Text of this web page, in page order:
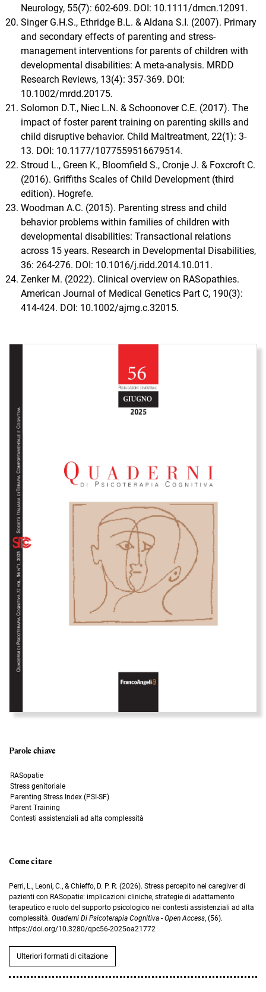
Neurology, 55(7): 602-609. DOI: 10.1111/dmcn.12091.
Singer G.H.S., Ethridge B.L. & Aldana S.I. (2007). Primary
and secondary effects of parenting and stress-
management interventions for parents of children with
developmental disabilities: A meta-analysis. MRDD
Research Reviews, 13(4): 357-369. DOI:
10.1002/mrdd.20175.
Solomon D.T., Niec L.N. & Schoonover C.E. (2017). The
impact of foster parent training on parenting skills and
child disruptive behavior. Child Maltreatment, 22(1): 3-
13. DOI: 10.1177/1077559516679514.
Stroud L., Green K., Bloomfield S., Cronje J. & Foxcroft C.
(2016). Griffiths Scales of Child Development (third
edition). Hogrefe.
Woodman A.C. (2015). Parenting stress and child
behavior problems within families of children with
developmental disabilities: Transactional relations
across 15 years. Research in Developmental Disabilities,
36: 264-276. DOI: 10.1016/j.ridd.2014.10.011.
Zenker M. (2022). Clinical overview on RASopathies.
American Journal of Medical Genetics Part C, 190(3):
414-424. DOI: 10.1002/ajmg.c.32015.
Immagine di copertina
Parole chiave
RASopatie
Stress genitoriale
Parenting Stress Index (PSI-SF)
Parent Training
Contesti assistenziali ad alta complessità
Come citare
Perri, L., Leoni, C., & Chieffo, D. P. R. (2026). Stress percepito nei caregiver di
pazienti con RASopatie: implicazioni cliniche, strategie di adattamento
terapeutico e ruolo del supporto psicologico nei contesti assistenziali ad alta
complessità. Quaderni Di Psicoterapia Cognitiva - Open Access, (56).
https://doi.org/10.3280/qpc56-2025oa21772
Ulteriori formati di citazione